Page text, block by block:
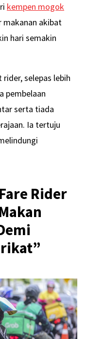
kempen mogok
makanan akibat
hari semakin
selepas lebih
pembelaan
serta tiada
Ia tertuju
Rider